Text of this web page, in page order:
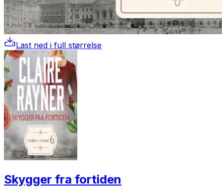
Last ned i full størrelse
Skygger fra fortiden